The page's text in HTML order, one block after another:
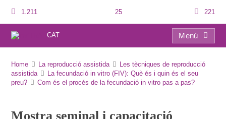
1.211 25 221
CAT
Menú
Home La reproducció assistida
Les tècniques de reproducció
assistida
La fecundació in vitro (FIV): Què és i quin és el seu
preu?
Com és el procés de la fecundació in vitro pas a pas?
Mostra seminal i capacitació